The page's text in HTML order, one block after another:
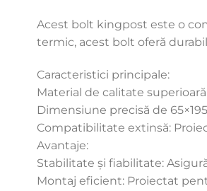
Acest bolt kingpost este o
termic, acest bolt oferă
Caracteristici principale:
Material de calitate
Dimensiune precisă de
Compatibilitate extinsă:
Avantaje:
Stabilitate și fiabilitate:
Montaj eficient: Proiectat